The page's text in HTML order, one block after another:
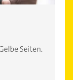
Seiten.